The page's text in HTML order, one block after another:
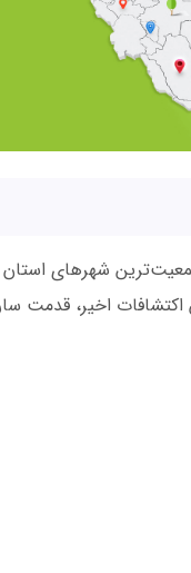
شهرهای
اخیر، قدمت